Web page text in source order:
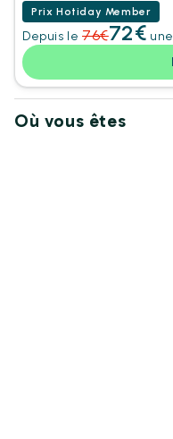
Prix Hotiday Member
Depuis le 76€72€
Où vous êtes